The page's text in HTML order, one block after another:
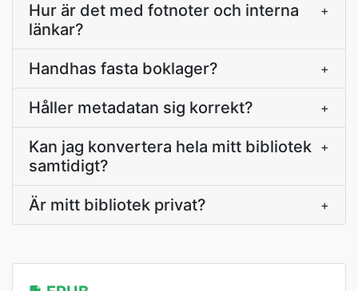
Hur är det med fotnoter och interna
länkar?
+
Handhas fasta boklager? +
Håller metadatan sig korrekt? +
Kan jag konvertera hela mitt bibliotek
samtidigt?
+
Är mitt bibliotek privat? +